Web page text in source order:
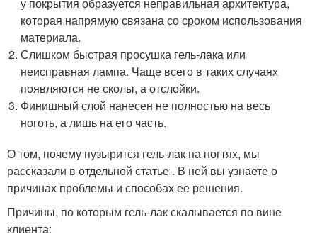
у покрытия образуется неправильная архитектура,
которая напрямую связана со сроком использования
материала.
Слишком быстрая просушка гель-лака или
неисправная лампа. Чаще всего в таких случаях
появляются не сколы, а отслойки.
Финишный слой нанесен не полностью на весь
ноготь, а лишь на его часть.
О том, почему пузырится гель-лак на ногтях, мы
рассказали в отдельной статье . В ней вы узнаете о
причинах проблемы и способах ее решения.
Причины, по которым гель-лак скалывается по вине
клиента: